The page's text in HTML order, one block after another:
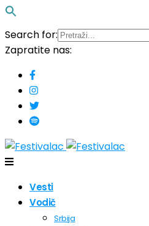
Search for:
Zapratite nas:
Vesti
Vodič
Srbija